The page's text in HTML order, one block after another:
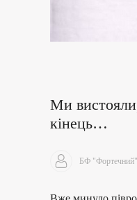
Ми
кінець…
БФ "Фортечний"